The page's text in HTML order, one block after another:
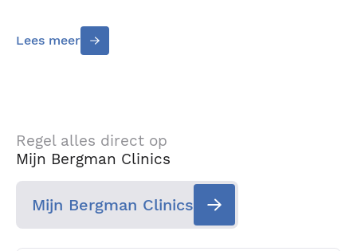
Lees meer
Regel alles direct op
Mijn Bergman Clinics
Mijn Bergman Clinics